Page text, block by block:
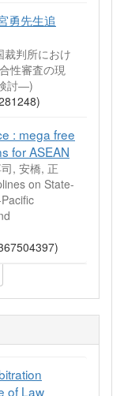
勇先生追
裁判所におけ
性審査の現
討―)
: mega free
for ASEAN
, 安橋, 正
on State-
of Law